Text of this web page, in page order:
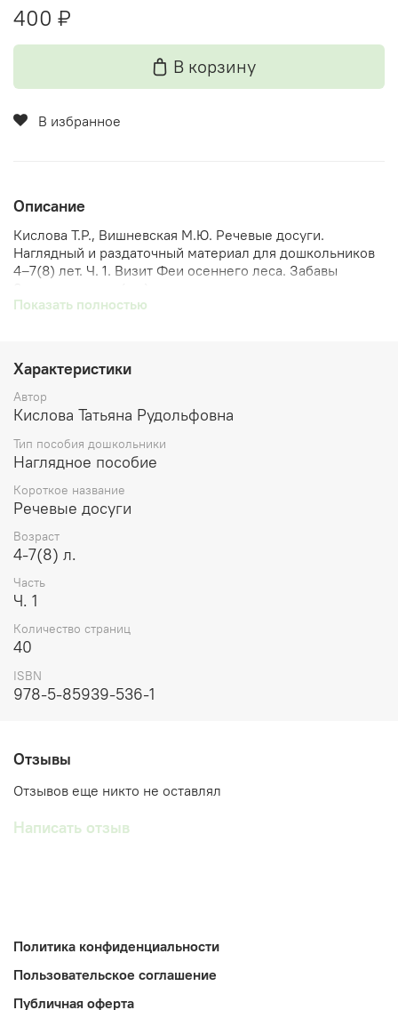
400 ₽
В корзину
В избранное
Описание
Кислова Т.Р., Вишневская М.Ю. Речевые досуги.
Наглядный и раздаточный материал для дошкольников
4–7(8) лет. Ч. 1. Визит Феи осеннего леса. Забавы
развитие дошкольников, способствует также
социально-коммуникативному и художественно-
эстетическому развитию. Речевые досуги – это
творческие познавательные мероприятия, которые
проводятся воспитателями в свободное от занятий
время. Такая форма работы с детьми позволяет сочетать
Данное пособие реализует комплексный подход к
решению задач ФГОС дошкольного образования.
Может использоваться в дошкольных образовательных
организациях, группах подготовки к школе, а также для
индивидуальных занятий родителей с детьми.
Показать полностью
Характеристики
Автор
Кислова Татьяна Рудольфовна
Тип пособия дошкольники
Наглядное пособие
Короткое название
Речевые досуги
Возраст
4-7(8) л.
Часть
Ч. 1
Количество страниц
40
ISBN
978-5-85939-536-1
Отзывы
Отзывов еще никто не оставлял
Написать отзыв
Политика конфиденциальности
Пользовательское соглашение
Публичная оферта